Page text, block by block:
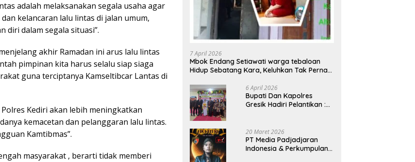
adalah melaksanakan segala usaha agar
kelancaran lalu lintas di jalan umum,
diri dalam segala situasi”.
akhir Ramadan ini arus lalu lintas
pimpinan kita harus selalu siap siaga
guna terciptanya Kamseltibcar Lantas di
Kediri akan lebih meningkatkan
kemacetan dan pelanggaran lalu lintas.
Kamtibmas”.
masyarakat , berarti tidak memberi
7 April 2026
Mbok Endang Setiawati warga tebaloan
Hidup Sebatang Kara, Keluhkan Tak Pernah
gresik
6 April 2026
​Bupati Dan Kapolres
Gresik Hadiri Pelantikan :
Pelebaran Jalan!
20 Maret 2026
PT Media Padjadjaran
Indonesia & Perkumpulan